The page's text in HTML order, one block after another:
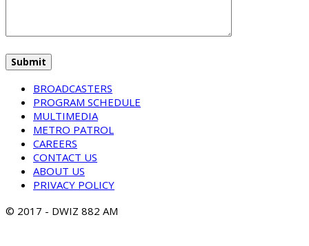
BROADCASTERS
PROGRAM SCHEDULE
MULTIMEDIA
METRO PATROL
CAREERS
CONTACT US
ABOUT US
PRIVACY POLICY
© 2017 - DWIZ 882 AM